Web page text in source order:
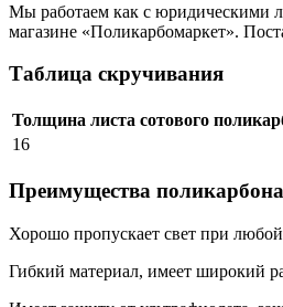
Мы работаем как с юридическими
магазине «Поликарбомаркет».
Таблица скручивания
Толщина листа сотового
16
Преимущества
Хорошо пропускает свет при
Гибкий материал, имеет широкий